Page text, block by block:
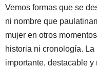
Vemos formas que se
ni nombre que
mujer en otros
historia ni cronología.
importante, destacable y